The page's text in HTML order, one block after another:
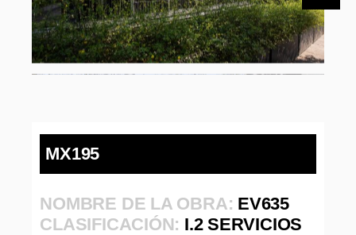
MX195
NOMBRE DE LA OBRA: EV635
CLASIFICACIÓN: I.2 SERVICIOS